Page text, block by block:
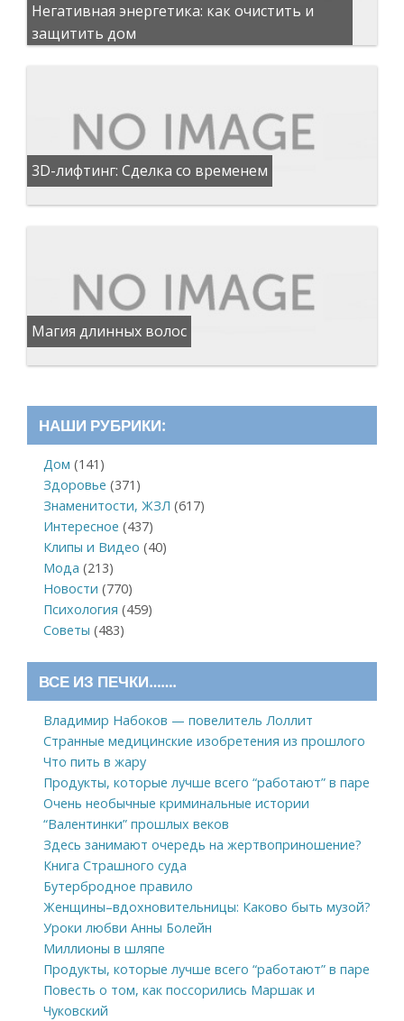
Негативная энергетика: как очистить и
защитить дом
3D-лифтинг: Сделка со временем
Магия длинных волос
НАШИ РУБРИКИ:
Дом (141)
Здоровье (371)
Знаменитости, ЖЗЛ (617)
Интересное (437)
Клипы и Видео (40)
Мода (213)
Новости (770)
Психология (459)
Советы (483)
ВСЕ ИЗ ПЕЧКИ…….
Владимир Набоков — повелитель Лоллит
Странные медицинские изобретения из прошлого
Что пить в жару
Продукты, которые лучше всего “работают” в паре
Очень необычные криминальные истории
“Валентинки” прошлых веков
Здесь занимают очередь на жертвоприношение?
Книга Страшного суда
Бутербродное правило
Женщины–вдохновительницы: Каково быть музой?
Уроки любви Анны Болейн
Миллионы в шляпе
Продукты, которые лучше всего “работают” в паре
Повесть о том, как поссорились Маршак и
Чуковский